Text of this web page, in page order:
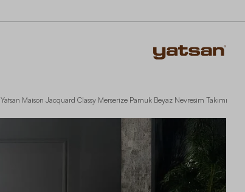
Yatsan Maison Jacquard Classy Merserize Pamuk Beyaz Nevresim Takımı